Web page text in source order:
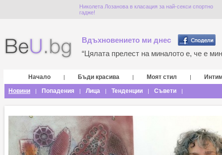
Николета Лозанова в класация за най-секси спортно
гадже!
Вдъхновението ми днес
“Цялата прелест на миналото е, че е
Начало | Бъди красива | Моят стил |
Новини
| Попадения | Лица | Тенденции | Съвети |